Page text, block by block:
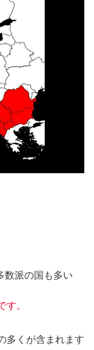
数派の国も多い
す。
多くが含まれます